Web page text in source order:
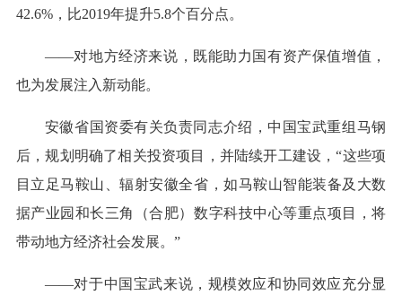
42.6%，比2019年提升5.8个百分点。
——对地方经济来说，既能助力国有资产保值增值，
也为发展注入新动能。
安徽省国资委有关负责同志介绍，中国宝武重组马钢
后，规划明确了相关投资项目，并陆续开工建设，“这些项
目立足马鞍山、辐射安徽全省，如马鞍山智能装备及大数
据产业园和长三角（合肥）数字科技中心等重点项目，将
带动地方经济社会发展。”
——对于中国宝武来说，规模效应和协同效应充分显